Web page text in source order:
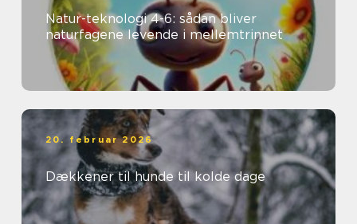
Natur-teknologi 4-6: sådan bliver
naturfagene levende i mellemtrinnet
20. februar 2026
Dækkener til hunde til kolde dage